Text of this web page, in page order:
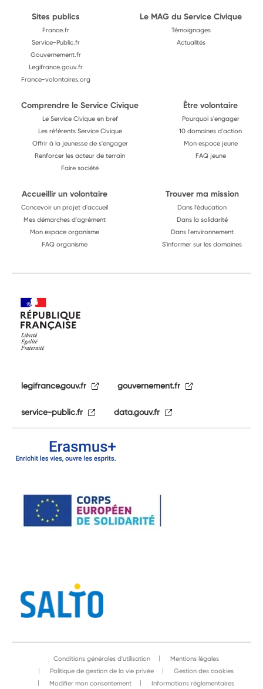
Sites publics
France.fr
Service-Public.fr
Gouvernement.fr
Legifrance.gouv.fr
France-volontaires.org
Le MAG du Service Civique
Témoignages
Actualités
Comprendre le Service Civique
Le Service Civique en bref
Les référents Service Civique
Offrir à la jeunesse de s'engager
Renforcer les acteur de terrain
Faire société
Être volontaire
Pourquoi s'engager
10 domaines d'action
Mon espace jeune
FAQ jeune
Accueillir un volontaire
Concevoir un projet d'accueil
Mes démarches d'agrément
Mon espace organisme
FAQ organisme
Trouver ma mission
Dans l'éducation
Dans la solidarité
Dans l'environnement
S'informer sur les domaines
legifrance.gouv.fr gouvernement.fr
service-public.fr data.gouv.fr
Conditions générales d'utilisation
Mentions légales
Politique de gestion de la vie privée
Gestion des cookies
Modifier mon consentement
Informations réglementaires